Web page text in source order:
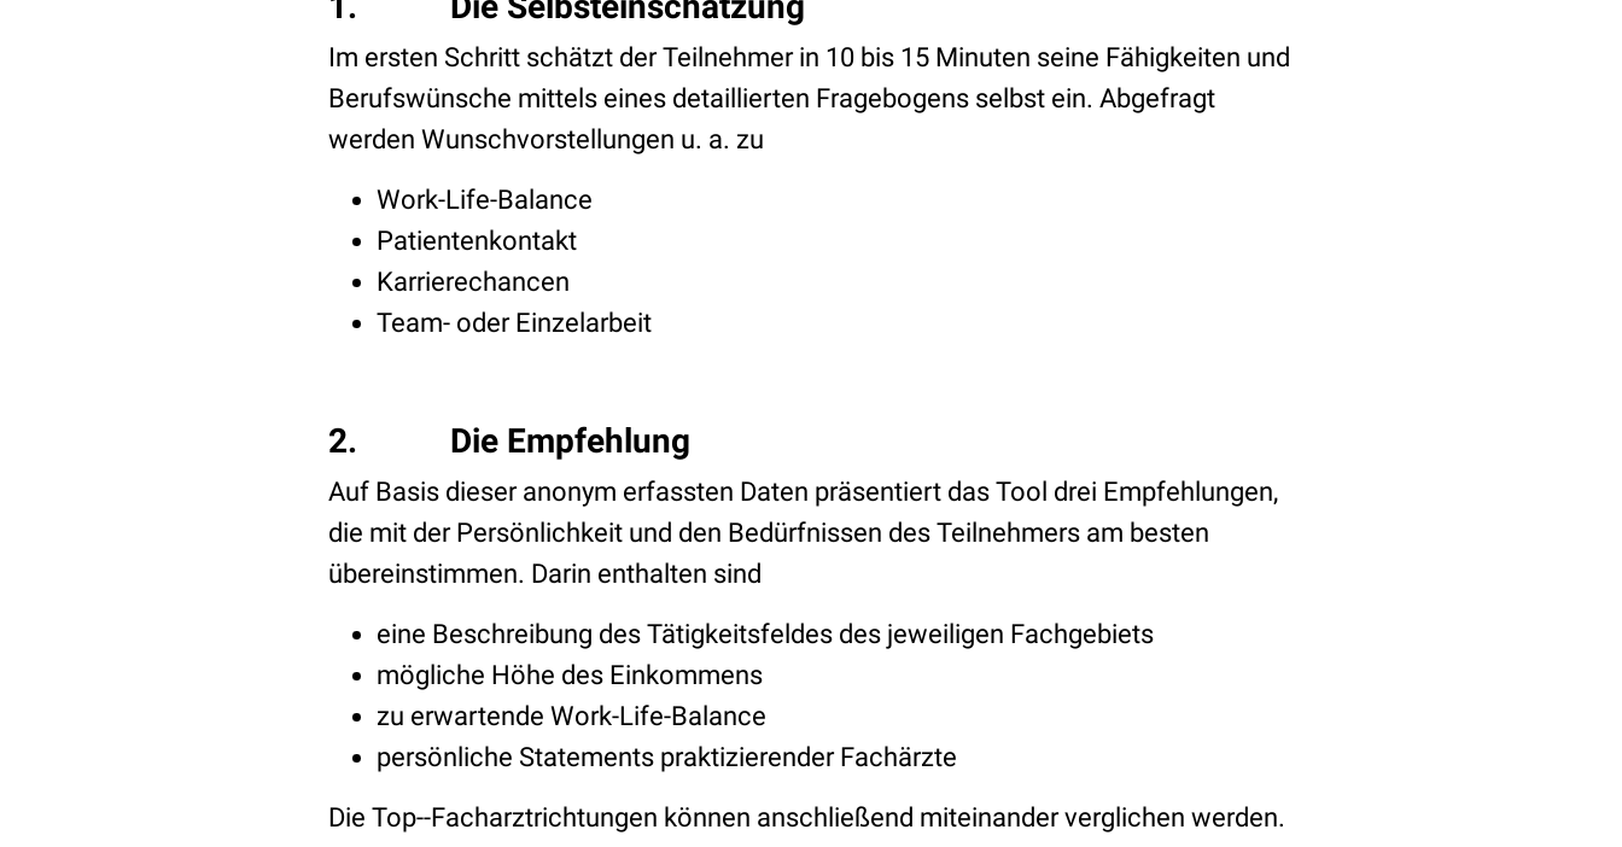
Im ersten Schritt schätzt der Teilnehmer in 10 bis 15 Minuten seine Fähigkeiten und
Berufswünsche mittels eines detaillierten Fragebogens selbst ein. Abgefragt
werden Wunschvorstellungen u. a. zu
Work-Life-Balance
Patientenkontakt
Karrierechancen
Team- oder Einzelarbeit
2. Die Empfehlung
Auf Basis dieser anonym erfassten Daten präsentiert das Tool drei Empfehlungen,
die mit der Persönlichkeit und den Bedürfnissen des Teilnehmers am besten
übereinstimmen. Darin enthalten sind
eine Beschreibung des Tätigkeitsfeldes des jeweiligen Fachgebiets
mögliche Höhe des Einkommens
zu erwartende Work-Life-Balance
persönliche Statements praktizierender Fachärzte
Die Top--Facharztrichtungen können anschließend miteinander verglichen werden.